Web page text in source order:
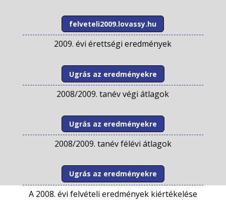
felveteli2009.lovassy.hu
2009. évi érettségi eredmények
Ugrás az eredményekre
2008/2009. tanév végi átlagok
Ugrás az eredményekre
2008/2009. tanév félévi átlagok
Ugrás az eredményekre
A 2008. évi felvételi eredmények kiértékelése